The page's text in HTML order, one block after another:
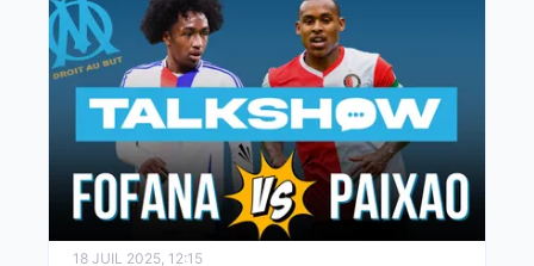
18 JUIL 2025, 12:15